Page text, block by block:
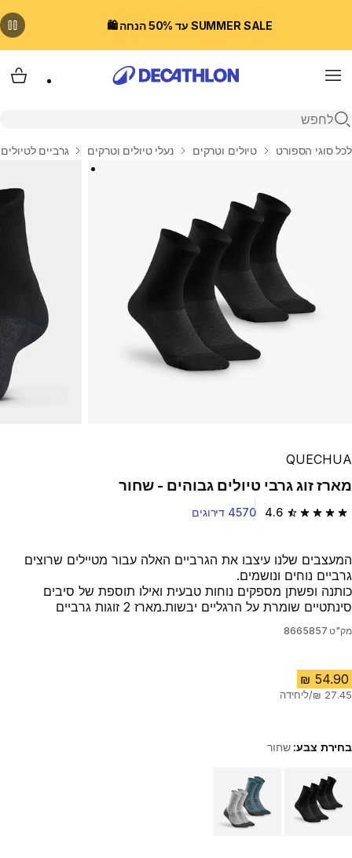
SUMMER SALE עד 50% הנחה 🛍️
Menu
פתיחת חיפוש
בית
לכל סוגי הספורט טיולים וטרקים נעלי טיולים וטרקים גרביים
QUECHUA
מארז זוג גרבי טיולים גבוהים - שחור
4.6 4.6 out of 5 stars from 4570 reviews 4570 דירוגים
המעצבים שלנו עיצבו את הגרביים האלה עבור מטיילים שרוצים
גרביים נוחים ונושמים.
כותנה ופשתן מספקים נוחות טבעית ואילו תוספת של סיבים
סינתטיים שומרת על הרגליים יבשות.מארז 2 זוגות גרביים
מק"ט 8665857
בחירת צבע:שחור
Choose a variant